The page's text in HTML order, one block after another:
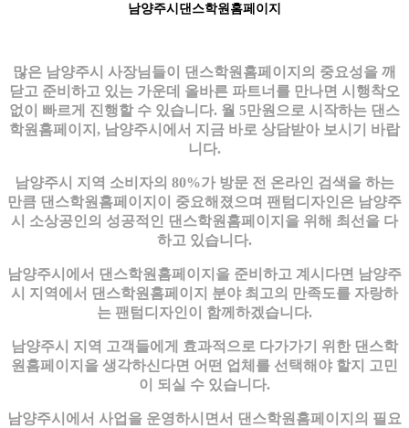
남양주시댄스학원홈페이지
많은 남양주시 사장님들이 댄스학원홈페이지의 중요성을 깨
닫고 준비하고 있는 가운데 올바른 파트너를 만나면 시행착오
없이 빠르게 진행할 수 있습니다. 월 5만원으로 시작하는 댄스
학원홈페이지, 남양주시에서 지금 바로 상담받아 보시기 바랍
니다.
남양주시 지역 소비자의 80%가 방문 전 온라인 검색을 하는
만큼 댄스학원홈페이지이 중요해졌으며 팬텀디자인은 남양주
시 소상공인의 성공적인 댄스학원홈페이지을 위해 최선을 다
하고 있습니다.
남양주시에서 댄스학원홈페이지을 준비하고 계시다면 남양주
시 지역에서 댄스학원홈페이지 분야 최고의 만족도를 자랑하
는 팬텀디자인이 함께하겠습니다.
남양주시 지역 고객들에게 효과적으로 다가가기 위한 댄스학
원홈페이지을 생각하신다면 어떤 업체를 선택해야 할지 고민
이 되실 수 있습니다.
남양주시에서 사업을 운영하시면서 댄스학원홈페이지의 필요